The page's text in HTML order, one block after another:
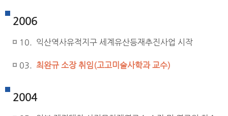
2006
10. 익산역사유적지구 세계유산등재추진사업 시작
03. 최완규 소장 취임(고고미술사학과 교수)
2004